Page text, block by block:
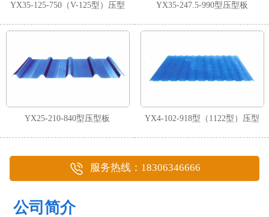
YX35-125-750（V-125型）压型
YX35-247.5-990型压型板
YX25-210-840型压型板
YX4-102-918型（1122型）压型
服务热线：18306346666
公司简介